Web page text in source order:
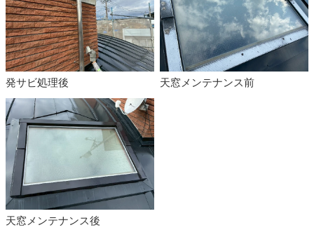
発サビ処理後 天窓メンテナンス前
天窓メンテナンス後